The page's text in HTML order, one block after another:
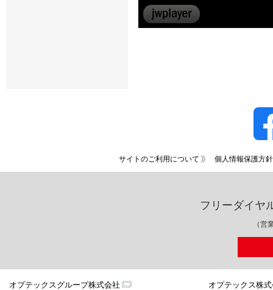
サイトのご利用について 個人情報保護方針
フリーダイヤ
（営
オプテックスグループ株式会社
オプテックス株